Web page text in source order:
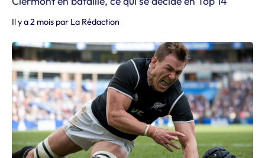
Il y a 2 mois par La Rédaction